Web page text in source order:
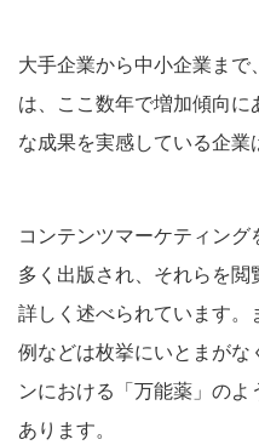
大手企業から中小企業ま
は、ここ数年で増加傾向
な成果を実感している企業
コンテンツマーケティン
多く出版され、それらを
詳しく述べられています
例などは枚挙にいとまがな
ンにおける「万能薬」の
あります。